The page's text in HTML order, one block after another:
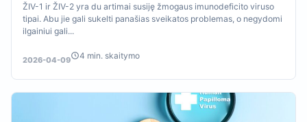
ŽIV-1 ir ŽIV-2 yra du artimai susiję žmogaus imunodeficito viruso
tipai. Abu jie gali sukelti panašias sveikatos problemas, o negydomi
ilgainiui gali...
2026-04-09 4 min. skaitymo